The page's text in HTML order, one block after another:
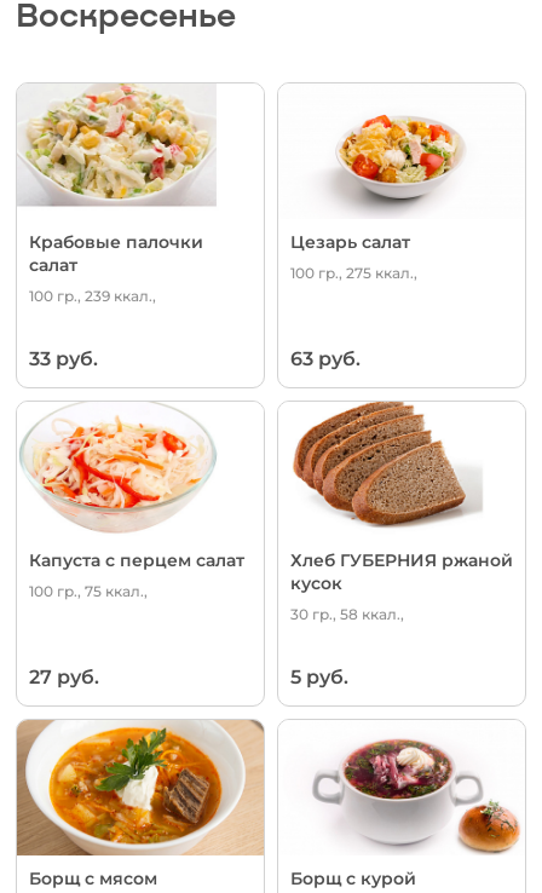
Воскресенье
Крабовые палочки
салат
100 гр., 239 ккал.,
33 руб.
Цезарь салат
100 гр., 275 ккал.,
63 руб.
Капуста с перцем салат
100 гр., 75 ккал.,
27 руб.
Хлеб ГУБЕРНИЯ ржаной
кусок
30 гр., 58 ккал.,
5 руб.
Борщ с мясом Борщ с курой